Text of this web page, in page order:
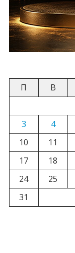
П
В
3
4
10
11
17
18
24
25
31